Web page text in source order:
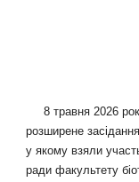
8 травня 2026
розширене
у якому взяли
ради факультету